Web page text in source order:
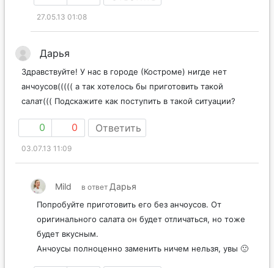
27.05.13 01:08
Дарья
Здравствуйте! У нас в городе (Костроме) нигде нет
анчоусов((((( а так хотелось бы приготовить такой
салат((( Подскажите как поступить в такой ситуации?
0 0 Ответить
03.07.13 11:09
Mild в ответ Дарья
Попробуйте приготовить его без анчоусов. От
оригинального салата он будет отличаться, но тоже
будет вкусным.
Анчоусы полноценно заменить ничем нельзя, увы 🙁